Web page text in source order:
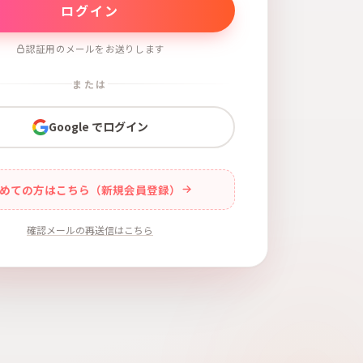
認証用のメールをお送りします
または
Google でログイン
ての方はこちら（新規会員登録）
確認メールの再送信はこちら